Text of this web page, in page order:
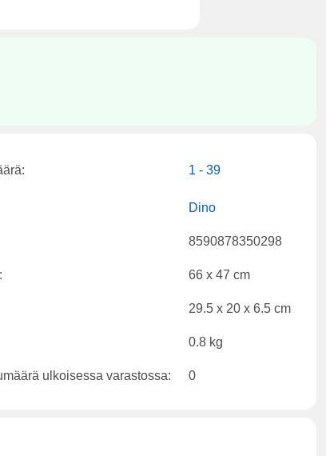
1 - 39
Dino
8590878350298
66 x 47 cm
29.5 x 20 x 6.5 cm
0.8 kg
ulkoisessa varastossa: 0